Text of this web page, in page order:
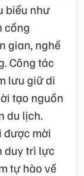
biểu như
cồng
gian, nghề
Công tác
lưu giữ di
tạo nguồn
du lịch.
được mời
duy trì lực
tự hào về